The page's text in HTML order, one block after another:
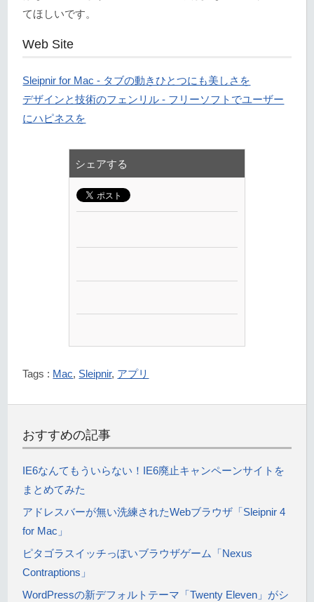
てほしいです。
Web Site
Sleipnir for Mac - タブの動きひとつにも美しさを
デザインと技術のフェンリル - フリーソフトでユーザー
にハピネスを
シェアする
Tags : Mac, Sleipnir, アプリ
おすすめの記事
IE6なんてもういらない！IE6廃止キャンペーンサイトを
まとめてみた
アドレスバーが無い洗練されたWebブラウザ「Sleipnir 4
for Mac」
ピタゴラスイッチっぽいブラウザゲーム「Nexus
Contraptions」
WordPressの新デフォルトテーマ「Twenty Eleven」がシ